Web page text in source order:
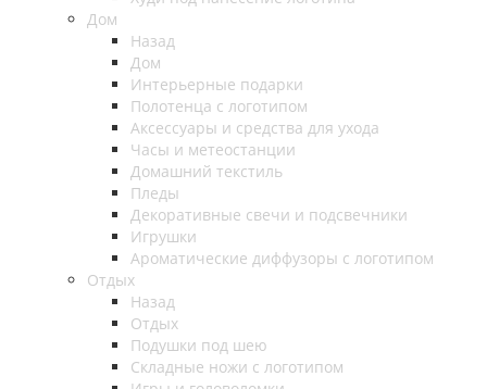
Дом
Назад
Дом
Интерьерные подарки
Полотенца с логотипом
Аксессуары и средства для ухода
Часы и метеостанции
Домашний текстиль
Пледы
Декоративные свечи и подсвечники
Игрушки
Ароматические диффузоры с логотипом
Отдых
Назад
Отдых
Подушки под шею
Складные ножи с логотипом